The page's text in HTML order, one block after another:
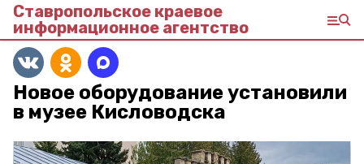
Ставропольское краевое
информационное агентство
Новое оборудование установили
в музее Кисловодска